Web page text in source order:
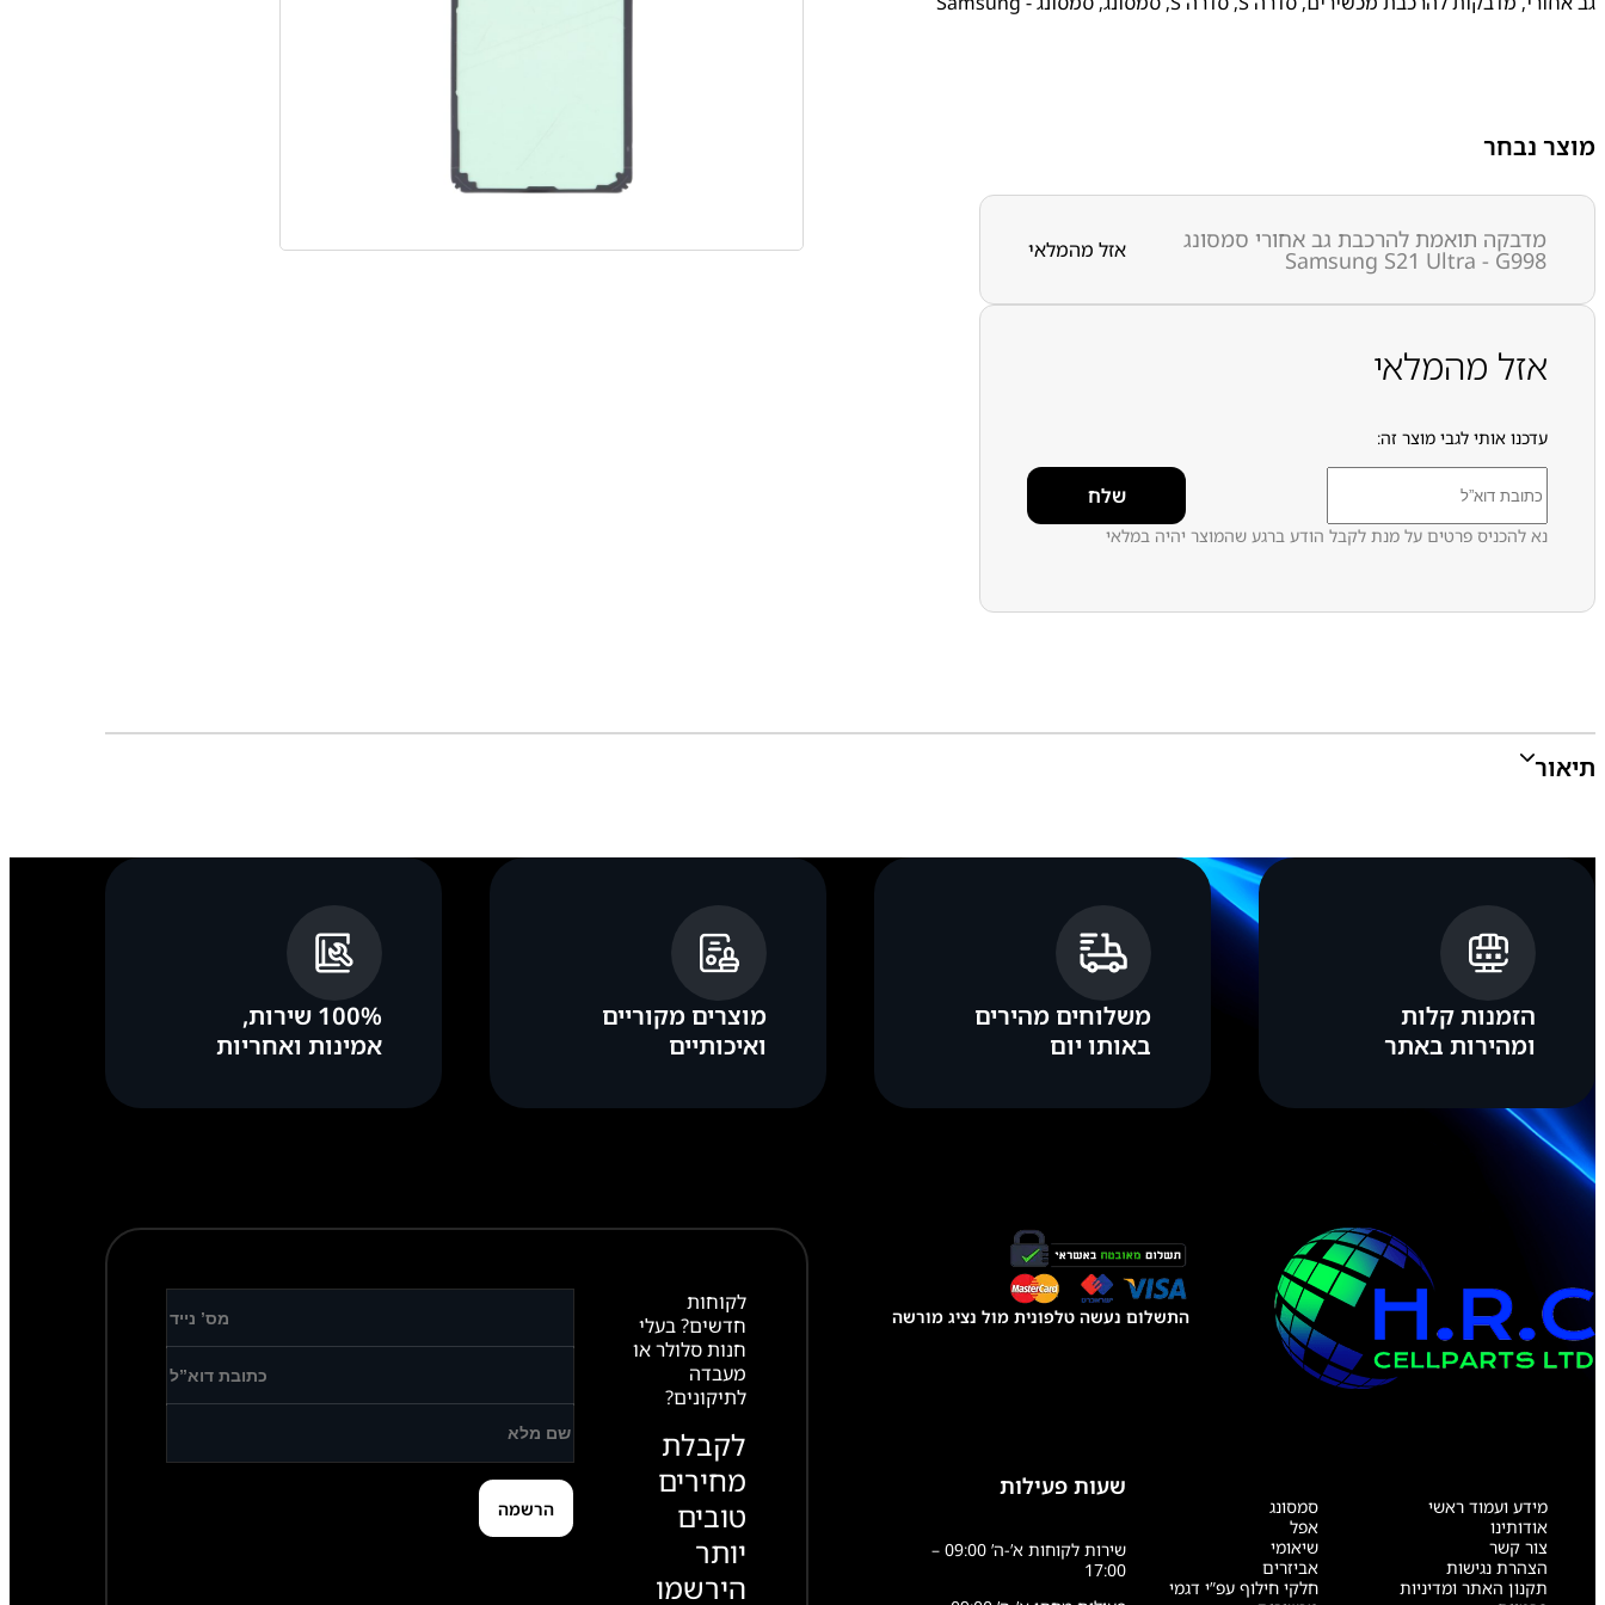
מוצר נבחר
מדבקה תואמת להרכבת גב אחורי סמסונג
Samsung S21 Ultra - G998 אזל מהמלאי
אזל מהמלאי
עדכנו אותי לגבי מוצר זה:
נא להכניס פרטים על מנת לקבל הודע ברגע שהמוצר יהיה במלאי
תיאור
מדבקה באיכות גבוהה תואמת למקורית של סמסונג להרכבת גב אחורי של סמסונג S21 Ultra – G998
הזמנות קלות
ומהירות באתר
משלוחים מהירים
באותו יום
מוצרים מקוריים
ואיכותיים
100% שירות,
אמינות ואחריות
התשלום נעשה טלפונית מול נציג מורשה
לקוחות
חדשים? בעלי
חנות סלולר או
מעבדה
לתיקונים?
לקבלת
מחירים
טובים
יותר
הירשמו
מידע ועמוד ראשי
אודותינו
צור קשר
הצהרת נגישות
תקנון האתר ומדיניות
סמסונג
אפל
שיאומי
אביזרים
חלקי חילוף עפ”י דגמי
שעות פעילות
שירות לקוחות א’-ה’ 09:00 –
17:00